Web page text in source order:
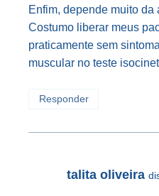
Enfim, depende muito da
Costumo liberar meus
praticamente sem
muscular no teste
Responder
talita oliveira